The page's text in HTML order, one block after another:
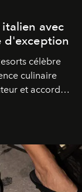
avec
d'exception
célèbre
culinaire
et accords
sensoriel.